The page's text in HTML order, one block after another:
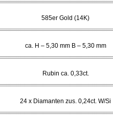
585er Gold (14K)
ca. H – 5,30 mm B – 5,30 mm
Rubin ca. 0,33ct.
24 x Diamanten zus. 0,24ct. W/Si